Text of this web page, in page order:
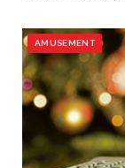
AMUSEMENT